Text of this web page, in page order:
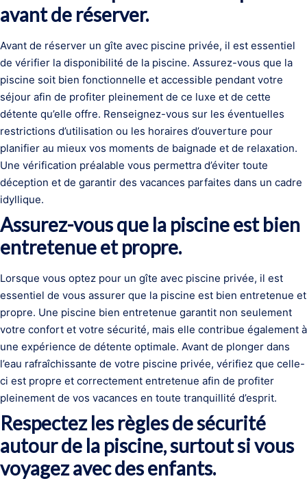
avant de réserver.
Avant de réserver un gîte avec piscine privée, il est essentiel
de vérifier la disponibilité de la piscine. Assurez-vous que la
piscine soit bien fonctionnelle et accessible pendant votre
séjour afin de profiter pleinement de ce luxe et de cette
détente qu’elle offre. Renseignez-vous sur les éventuelles
restrictions d’utilisation ou les horaires d’ouverture pour
planifier au mieux vos moments de baignade et de relaxation.
Une vérification préalable vous permettra d’éviter toute
déception et de garantir des vacances parfaites dans un cadre
idyllique.
Assurez-vous que la piscine est bien
entretenue et propre.
Lorsque vous optez pour un gîte avec piscine privée, il est
essentiel de vous assurer que la piscine est bien entretenue et
propre. Une piscine bien entretenue garantit non seulement
votre confort et votre sécurité, mais elle contribue également à
une expérience de détente optimale. Avant de plonger dans
l’eau rafraîchissante de votre piscine privée, vérifiez que celle-
ci est propre et correctement entretenue afin de profiter
pleinement de vos vacances en toute tranquillité d’esprit.
Respectez les règles de sécurité
autour de la piscine, surtout si vous
voyagez avec des enfants.